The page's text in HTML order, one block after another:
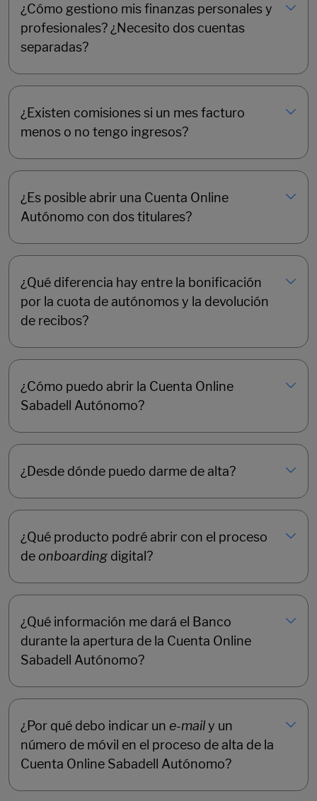
¿Cómo gestiono mis finanzas personales y
profesionales? ¿Necesito dos cuentas
separadas?
¿Existen comisiones si un mes facturo
menos o no tengo ingresos?
¿Es posible abrir una Cuenta Online
Autónomo con dos titulares?
¿Qué diferencia hay entre la bonificación
por la cuota de autónomos y la devolución
de recibos?
¿Cómo puedo abrir la Cuenta Online
Sabadell Autónomo?
¿Desde dónde puedo darme de alta?
¿Qué producto podré abrir con el proceso
de onboarding digital?
¿Qué información me dará el Banco
durante la apertura de la Cuenta Online
Sabadell Autónomo?
¿Por qué debo indicar un e-maily un
número de móvil en el proceso de alta de la
Cuenta Online Sabadell Autónomo?